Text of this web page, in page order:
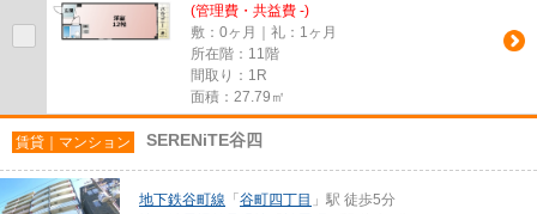
(管理費・共益費 -)
敷：0ヶ月｜礼：1ヶ月
所在階：11階
間取り：1R
面積：27.79㎡
賃貸｜マンション SERENiTE谷四
地下鉄谷町線 「 谷町四丁目 」駅 徒歩5分